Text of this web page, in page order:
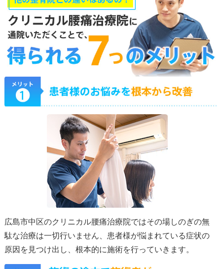
広島市中区のクリニカル腰痛治療院ではその場しのぎの無
駄な治療は一切行いません、患者様が悩まれている症状の
原因を見つけ出し、根本的に施術を行っていきます。